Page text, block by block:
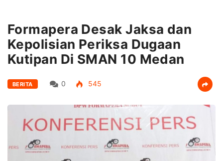
Formapera Desak Jaksa dan
Kepolisian Periksa Dugaan
Kutipan Di SMAN 10 Medan
BERITA 0 545